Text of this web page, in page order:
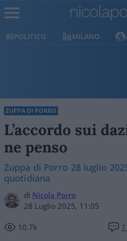
POLITICO MILANO
ZUPPA DI PORRO
L’accordo sui
ne penso
Zuppa di Porro 28 luglio
quotidiana
di Nicola Porro
28 Luglio 2025, 11:05
10.7k